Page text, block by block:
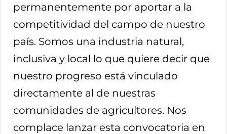
permanentemente por aportar a la
competitividad del campo de nuestro
país. Somos una industria natural,
inclusiva y local lo que quiere decir que
nuestro progreso está vinculado
directamente al de nuestras
comunidades de agricultores. Nos
complace lanzar esta convocatoria en